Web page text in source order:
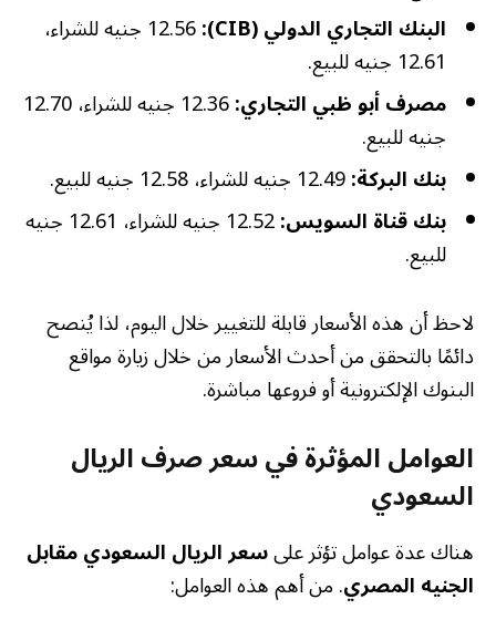
البنك التجاري الدولي (CIB):
12.56 جنيه للشراء،
12.61 جنيه للبيع.
مصرف أبو ظبي التجاري:
12.36 جنيه للشراء، 12.70
جنيه للبيع.
بنك البركة:
بنك قناة السويس:
12.52 جنيه للشراء، 12.61 جنيه
للبيع.
لاحظ أن هذه الأسعار قابلة للتغيير خلال اليوم، لذا يُنصح
دائمًا بالتحقق من أحدث الأسعار من خلال زيارة مواقع
البنوك الإلكترونية أو فروعها مباشرة.
العوامل المؤثرة في سعر صرف الريال
السعودي
هناك عدة عوامل تؤثر علىسعر الريال السعودي مقابل
الجنيه المصري. من أهم هذه العوامل: